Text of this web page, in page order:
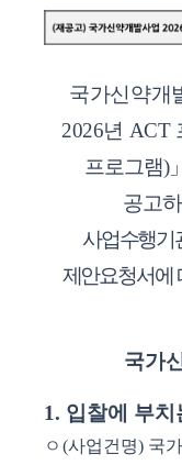
국가신약개
2026년 ACT
프로그램)」
공고
사업수행기
제안요청서에
국가
1. 입찰에 부치
ㅇ (사업건명) 국